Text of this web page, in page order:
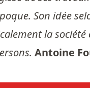
Son idée
la
Antoine